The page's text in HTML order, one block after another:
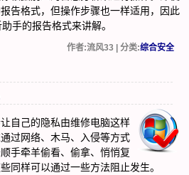
告格式，但操作步骤也一样适用，因此
手的报告格式来讲解。
作者:流风33 | 分类:综合安全
己的隐私由维修电脑这样
过网络、木马、入侵等方式
手牵羊偷看、偷拿、悄悄复
同样可以通过一些方法阻止发生。